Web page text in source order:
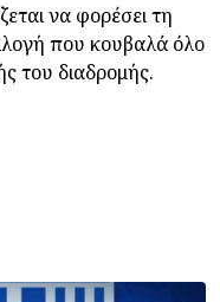
να φορέσει τη
που κουβαλά όλο
του διαδρομής.